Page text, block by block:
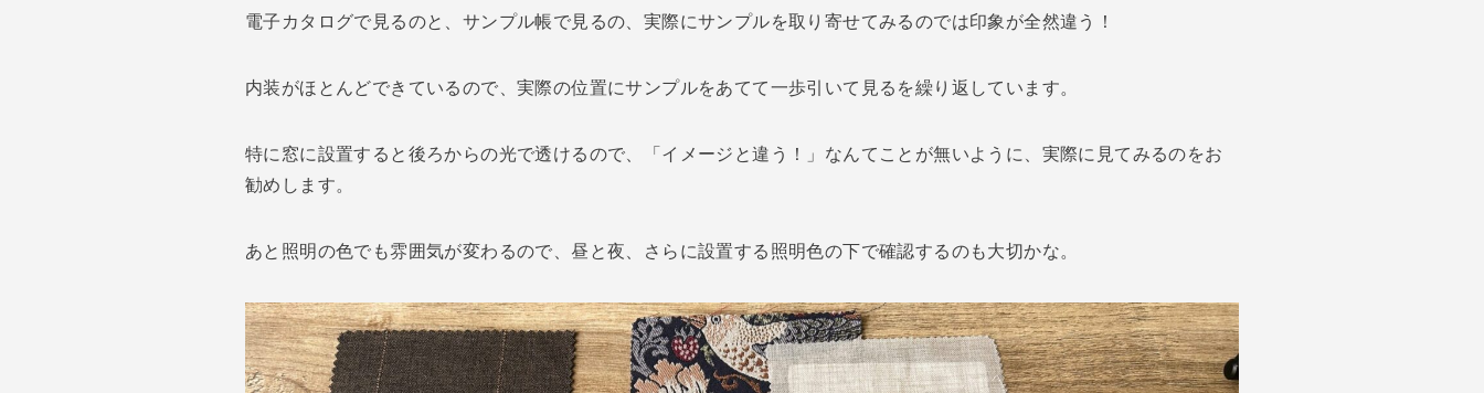
電子カタログで見るのと、サンプル帳で見るの、実際にサンプルを取り寄せてみるのでは印象が全然違う！
内装がほとんどできているので、実際の位置にサンプルをあてて一歩引いて見るを繰り返しています。
特に窓に設置すると後ろからの光で透けるので、「イメージと違う！」なんてことが無いように、実際に見てみるのをお
勧めします。
あと照明の色でも雰囲気が変わるので、昼と夜、さらに設置する照明色の下で確認するのも大切かな。